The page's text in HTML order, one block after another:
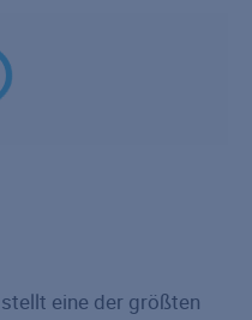
eine der größten